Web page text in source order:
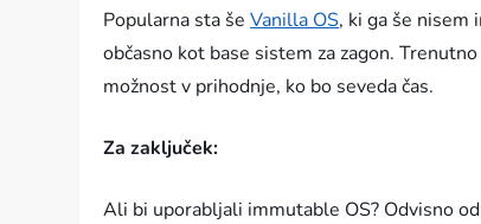
Popularna sta šeVanilla OS, ki ga še
občasno kot base sistem za zagon.
možnost v prihodnje, ko bo seveda čas.
Za zaključek:
Ali bi uporabljali immutable OS? Odvisno